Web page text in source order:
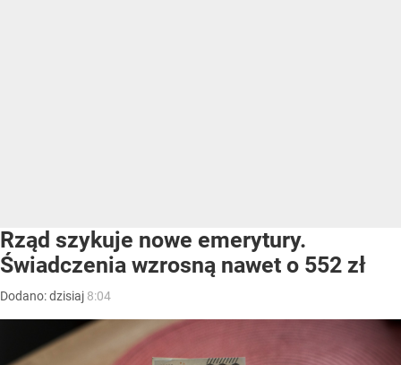
Rząd szykuje nowe emerytury.
Świadczenia wzrosną nawet o 552 zł
Dodano:dzisiaj 8:04